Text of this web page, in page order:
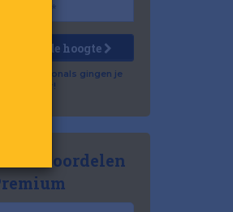
mij op de hoogte
professionals gingen je
voor!
de voordelen